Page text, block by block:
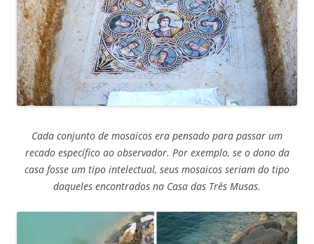
Cada conjunto de mosaicos era pensado para passar um
recado específico ao observador. Por exemplo, se o dono da
casa fosse um tipo intelectual, seus mosaicos seriam do tipo
daqueles encontrados na Casa das Três Musas.